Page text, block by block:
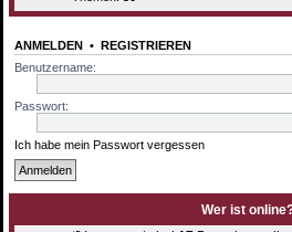
ANMELDEN • REGISTRIEREN
Benutzername:
Passwort:
Ich habe mein Passwort vergessen
Wer ist